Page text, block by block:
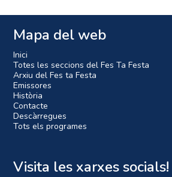
Mapa del web
Inici
Totes les seccions del Fes Ta Festa
Arxiu del Fes ta Festa
Emissores
Història
Contacte
Descàrregues
Tots els programes
Visita les xarxes socials!